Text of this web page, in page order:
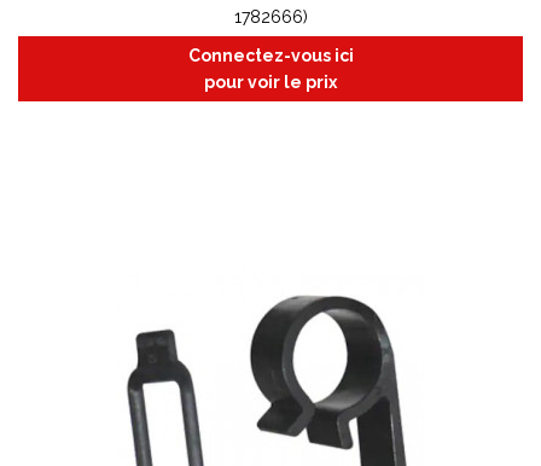
1782666)
Connectez-vous ici
pour voir le prix